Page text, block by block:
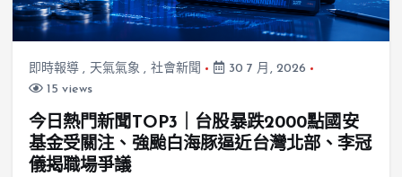
即時報導 , 天氣氣象 , 社會新聞
30 7 月, 2026
15 views
今日熱門新聞TOP3｜台股暴跌2000點國安
基金受關注、強颱白海豚逼近台灣北部、李冠
儀揭職場爭議